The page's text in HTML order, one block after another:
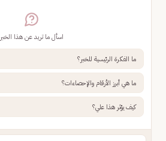
اسأل ما تريد عن هذا الخبر
ما الفكرة الرئيسية للخبر؟
ما هي أبرز الأرقام والإحصاءات؟
كيف يؤثر هذا علي؟